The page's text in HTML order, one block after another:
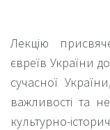
Лекцію
євреїв України
сучасної
важливості та
культурно-